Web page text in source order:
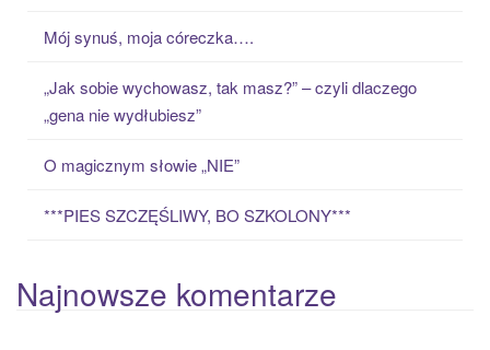
Mój synuś, moja córeczka….
„Jak sobie wychowasz, tak masz?” – czyli dlaczego
„gena nie wydłubiesz”
O magicznym słowie „NIE”
***PIES SZCZĘŚLIWY, BO SZKOLONY***
Najnowsze komentarze